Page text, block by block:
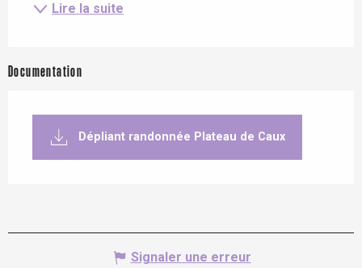
Lire la suite
Documentation
Dépliant randonnée Plateau de Caux
Signaler une erreur